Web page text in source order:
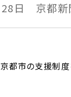
日 京都新
都市の支援制